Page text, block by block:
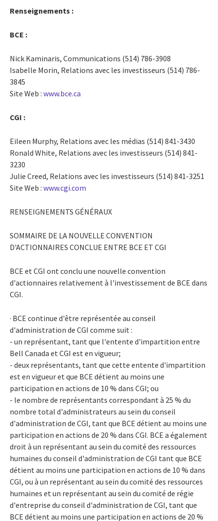
Renseignements :
BCE :
Nick Kaminaris, Communications (514) 786-3908
Isabelle Morin, Relations avec les investisseurs (514) 786-
3845
Site Web : www.bce.ca
CGI :
Eileen Murphy, Relations avec les médias (514) 841-3430
Ronald White, Relations avec les investisseurs (514) 841-
3230
Julie Creed, Relations avec les investisseurs (514) 841-3251
Site Web : www.cgi.com
RENSEIGNEMENTS GÉNÉRAUX
SOMMAIRE DE LA NOUVELLE CONVENTION
D'ACTIONNAIRES CONCLUE ENTRE BCE ET CGI
BCE et CGI ont conclu une nouvelle convention
d'actionnaires relativement à l'investissement de BCE dans
CGI.
· BCE continue d'être représentée au conseil
d'administration de CGI comme suit :
- un représentant, tant que l'entente d'impartition entre
Bell Canada et CGI est en vigueur;
- deux représentants, tant que cette entente d'impartition
est en vigueur et que BCE détient au moins une
participation en actions de 10 % dans CGI; ou
- le nombre de représentants correspondant à 25 % du
nombre total d'administrateurs au sein du conseil
d'administration de CGI, tant que BCE détient au moins une
participation en actions de 20 % dans CGI. BCE a également
droit à un représentant au sein du comité des ressources
humaines du conseil d'administration de CGI tant que BCE
détient au moins une participation en actions de 10 % dans
CGI, ou à un représentant au sein du comité des ressources
humaines et un représentant au sein du comité de régie
d'entreprise du conseil d'administration de CGI, tant que
BCE détient au moins une participation en actions de 20 %